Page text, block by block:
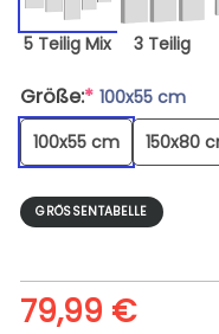
5 Teilig Mix 3 Teilig
Größe:* 100x55 cm
100x55 cm
150x80
GRÖSSENTABELLE
79,99 €